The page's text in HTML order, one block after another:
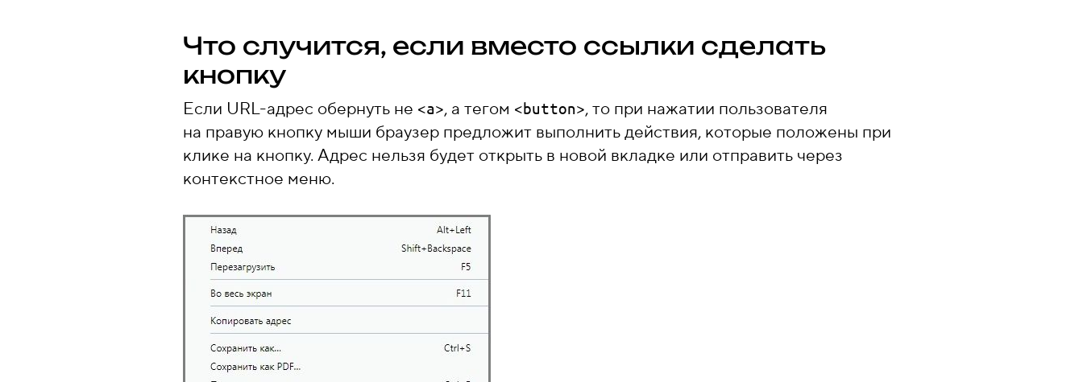
Что случится, если вместо ссылки сделать
кнопку
Если URL-адрес обернуть не <а>, а тегом <button>, то при нажатии пользователя
на правую кнопку мыши браузер предложит выполнить действия, которые положены при
клике на кнопку. Адрес нельзя будет открыть в новой вкладке или отправить через
контекстное меню.